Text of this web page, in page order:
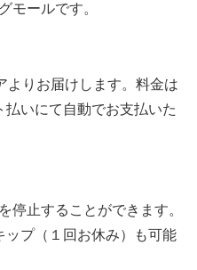
モールです。
よりお届けします。料金は
払いにて自動でお支払いた
停止することができます。
ップ（１回お休み）も可能